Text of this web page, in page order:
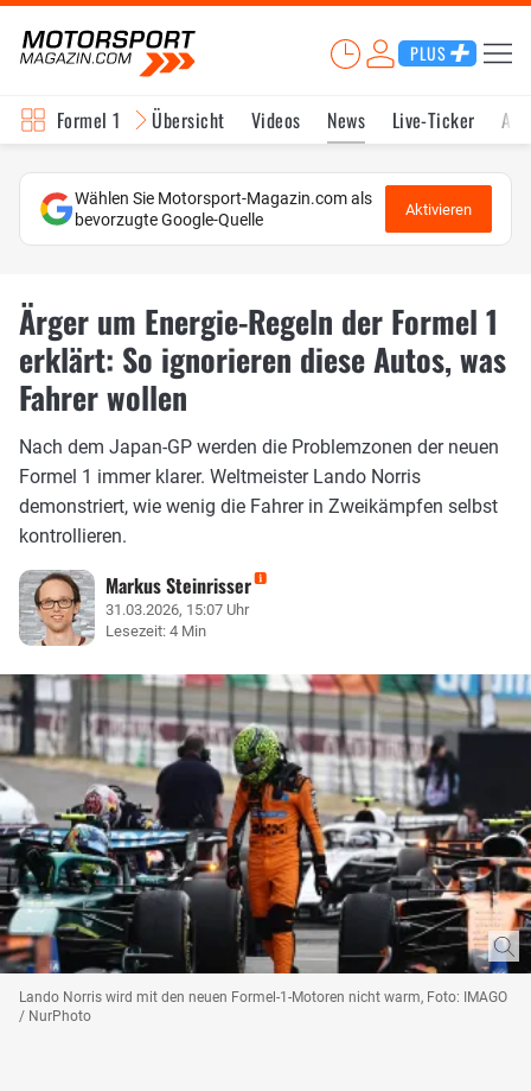
PLUS
Formel 1 Übersicht Videos News Live-Ticker
Wählen Sie Motorsport-Magazin.com als
bevorzugte Google-Quelle
Aktivieren
Ärger um Energie-Regeln der Formel 1
erklärt: So ignorieren diese Autos, was
Fahrer wollen
Nach dem Japan-GP werden die Problemzonen der neuen
Formel 1 immer klarer. Weltmeister Lando Norris
demonstriert, wie wenig die Fahrer in Zweikämpfen selbst
kontrollieren.
Markus Steinrisser
31.03.2026, 15:07 Uhr
Lesezeit: 4 Min
Lando Norris wird mit den neuen Formel-1-Motoren nicht warm, Foto: IMAGO
/ NurPhoto